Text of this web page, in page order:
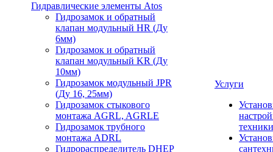
Гидравлические элементы Atos
Гидрозамок и обратный
клапан модульный HR (Ду
6мм)
Гидрозамок и обратный
клапан модульный KR (Ду
10мм)
Гидрозамок модульный JPR
(Ду 16, 25мм)
Гидрозамок стыкового
монтажа AGRL, AGRLE
Гидрозамок трубного
монтажа ADRL
Гидрораспределитель DHEP
Услуги
техники